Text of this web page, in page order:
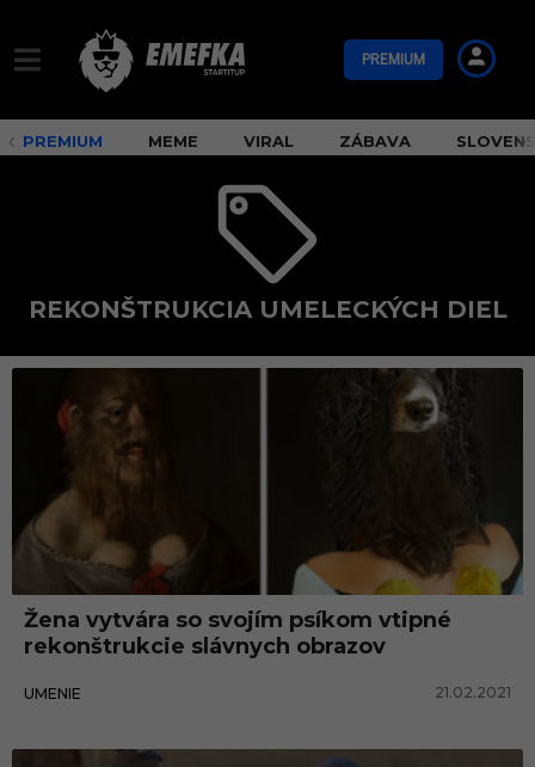
PREMIUM
PREMIUM MEME VIRAL ZÁBAVA
REKONŠTRUKCIA UMELECKÝCH DIEL
n
t
r
k
c
Žena vytvára so svojím psíkom vtipné
rekonštrukcie slávnych obrazov
UMENIE 21.02.2021